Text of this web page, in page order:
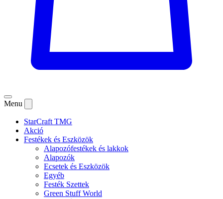
Menu
StarCraft TMG
Akció
Festékek és Eszközök
Alapozófestékek és lakkok
Alapozók
Ecsetek és Eszközök
Egyéb
Festék Szettek
Green Stuff World